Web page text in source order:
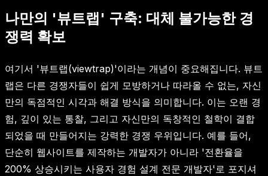
나만의 '뷰트랩' 구축: 대체 불가능한 경
쟁력 확보
여기서 '뷰트랩(viewtrap)'이라는 개념이 중요해집니다. 뷰트
랩은 다른 경쟁자들이 쉽게 모방하거나 따라올 수 없는, 자신
만의 독점적인 시각과 해결 방식을 의미합니다. 이는 오랜 경
험, 깊이 있는 통찰, 그리고 자신만의 독창적인 철학이 결합
되었을 때 만들어지는 강력한 경쟁 우위입니다. 예를 들어,
단순히 웹사이트를 제작하는 개발자가 아니라 '전환율을
200% 상승시키는 사용자 경험 설계 전문 개발자'로 포지셔